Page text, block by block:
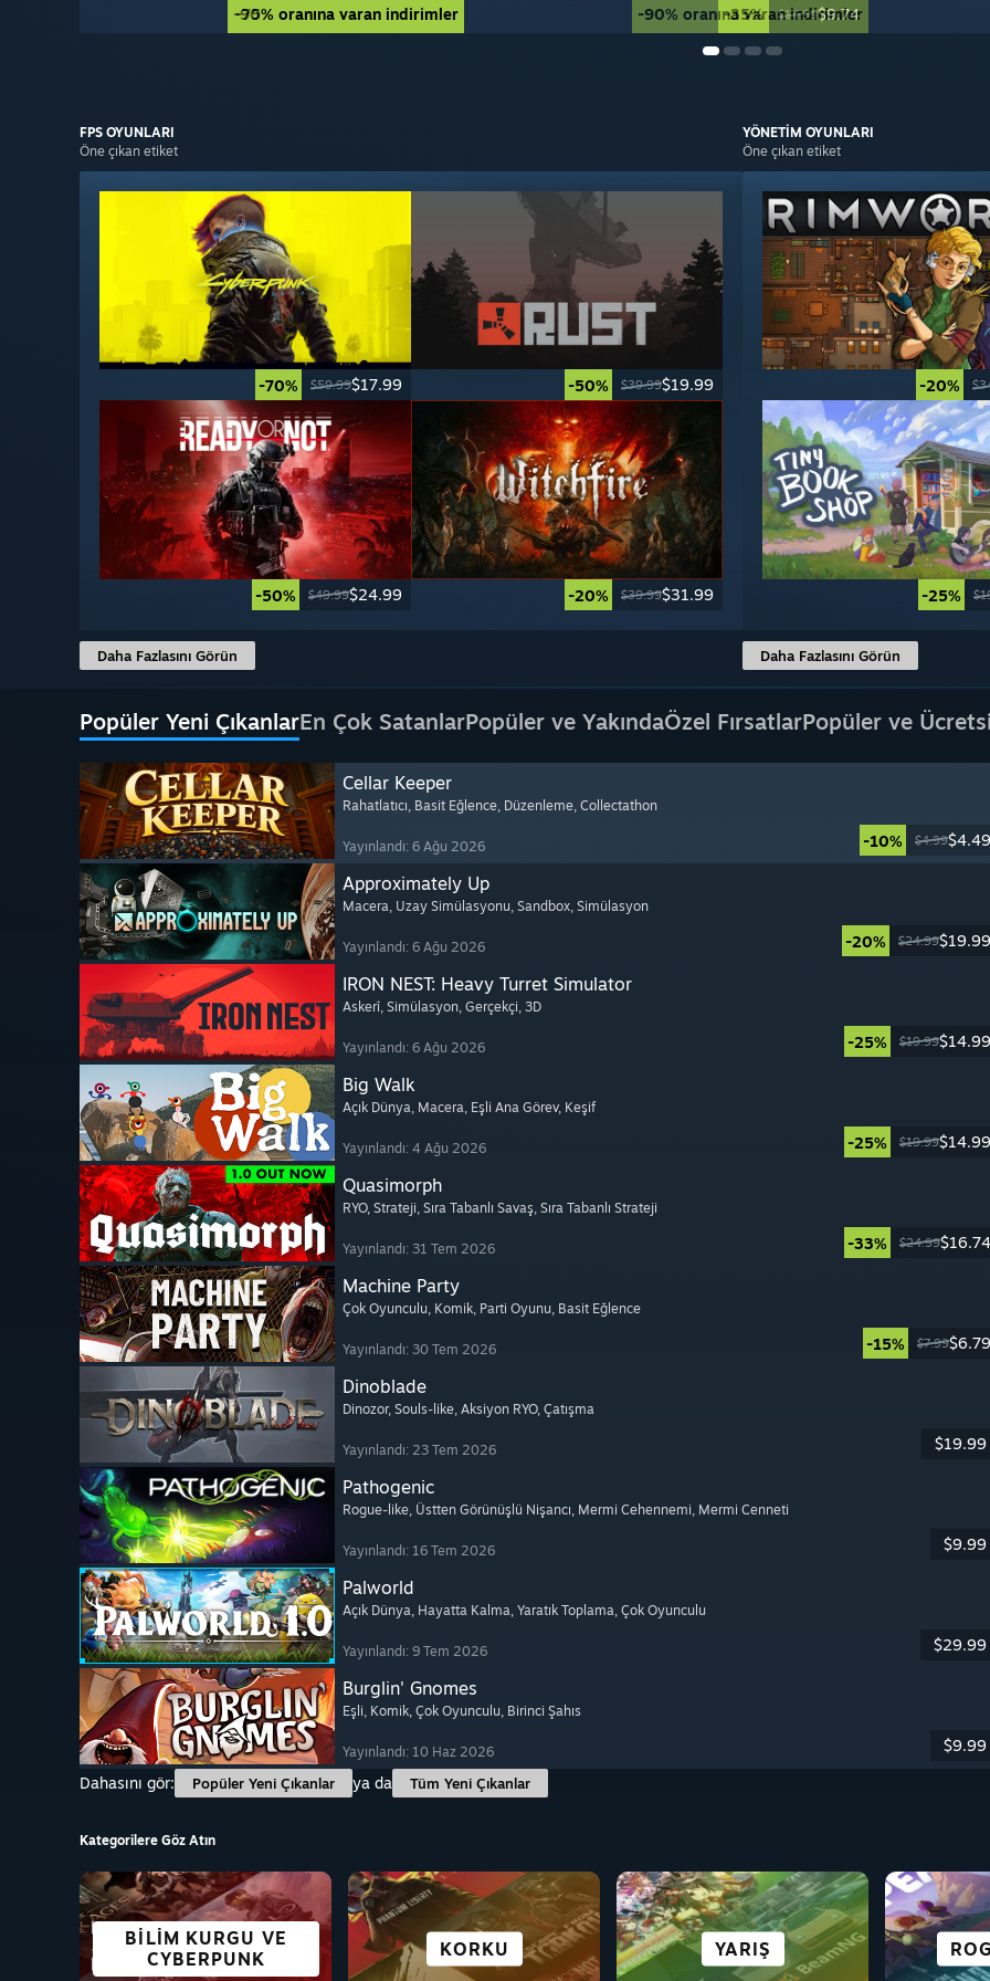
-90% oranına varan indirimler -35% $14.99$9.74
-75% oranına varan indirimler -90% oranına varan indirimler
FPS OYUNLARI
Öne çıkan etiket
-70% $59.99$17.99 -50% $39.99$19.99
-50% $49.99$24.99 -20% $39.99$31.99
Daha Fazlasını Görün
YÖNETİM OYUNLARI
Öne çıkan etiket
-20%
-25%
Daha Fazlasını Görün
Popüler Yeni ÇıkanlarEn Çok SatanlarPopüler ve YakındaÖzel FırsatlarPopüler ve
Cellar Keeper
Rahatlatıcı, Basit Eğlence, Düzenleme, Collectathon
Yayınlandı: 6 Ağu 2026 -10% $4.99$4.49
Approximately Up
Macera, Uzay Simülasyonu, Sandbox, Simülasyon
Yayınlandı: 6 Ağu 2026 -20% $24.99$19.99
IRON NEST: Heavy Turret Simulator
Askerî, Simülasyon, Gerçekçi, 3D
Yayınlandı: 6 Ağu 2026 -25% $19.99$14.99
Big Walk
Açık Dünya, Macera, Eşli Ana Görev, Keşif
Yayınlandı: 4 Ağu 2026 -25% $19.99$14.99
Quasimorph
RYO, Strateji, Sıra Tabanlı Savaş, Sıra Tabanlı Strateji
Yayınlandı: 31 Tem 2026 -33% $24.99$16.74
Machine Party
Çok Oyunculu, Komik, Parti Oyunu, Basit Eğlence
Yayınlandı: 30 Tem 2026 -15% $7.99$6.79
Dinoblade
Dinozor, Souls-like, Aksiyon RYO, Çatışma
Yayınlandı: 23 Tem 2026 $19.99
Pathogenic
Rogue-like, Üstten Görünüşlü Nişancı, Mermi Cehennemi, Mermi Cenneti
Yayınlandı: 16 Tem 2026 $9.99
Palworld
Açık Dünya, Hayatta Kalma, Yaratık Toplama, Çok Oyunculu
Yayınlandı: 9 Tem 2026 $29.99
Burglin' Gnomes
Eşli, Komik, Çok Oyunculu, Birinci Şahıs
Yayınlandı: 10 Haz 2026
$9.99
Dahasını gör:
Popüler Yeni Çıkanlar ya da Tüm Yeni Çıkanlar
Kategorilere Göz Atın
BILIM KURGU VE
CYBERPUNK
KORKU YARIŞ
OYNAMASI
ÜCRETSIZ
GÖRSEL ROMAN EŞLI
MACERA STRATEJI ZENGIN HIKÂYE
AÇIK DÜNYA
DECK'TE
MÜKEMMEL
BASIT EĞLENCE